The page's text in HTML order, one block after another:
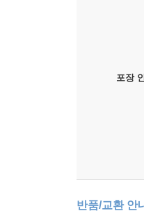
포장
반품/교환 안